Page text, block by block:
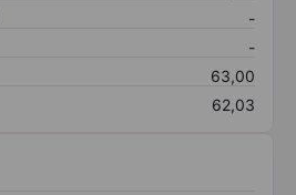
-
-
63,00
62,03